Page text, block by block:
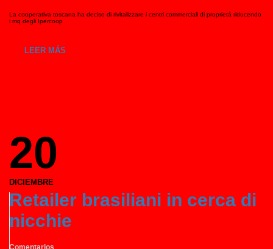
La cooperativa toscana ha deciso di rivitalizzare i centri commerciali di proprietà riducendo
i mq degli Ipercoop
LEER MÁS
20
DICIEMBRE
Retailer brasiliani in cerca di
nicchie
Comentarios